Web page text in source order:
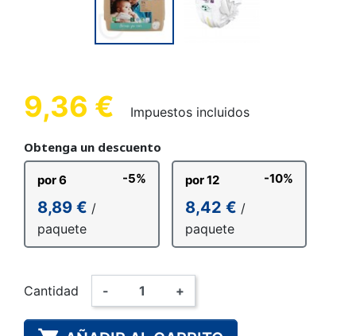
9,36 € Impuestos incluidos
Obtenga un descuento
por 6 -5%
8,89 € /
paquete
por 12 -10%
8,42 € /
paquete
Cantidad - +